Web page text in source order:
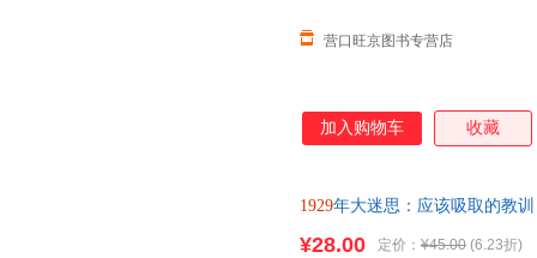
营口旺京图书专营店
加入购物车 收藏
1929年大迷思：应该吸取的教
¥28.00 定价： ¥45.00 (6.23折)